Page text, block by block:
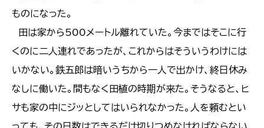
ものになった。
田は家から500メートル離れていた。今まではそこに行
くのに二人連れであったが、これからはそういうわけには
いかない。鉄五郎は暗いうちから一人で出かけ、終日休み
なしに働いた。間もなく田植の時期が来た。そうなると、ヒ
サも家の中にジッとしてはいられなかった。人を頼むとい